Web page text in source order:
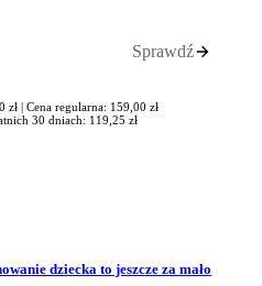
Sprawdź
zł | Cena regularna: 159,00 zł
30 dniach: 119,25 zł
dziecka to jeszcze za mało